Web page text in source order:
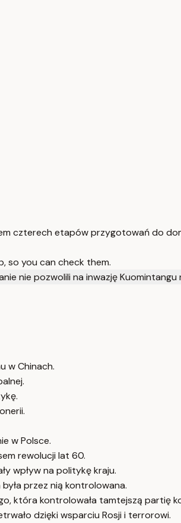
czterech etapów przygotowań do
so you can check them.
nie pozwolili na inwazję
w Chinach.
w Polsce.
rewolucji lat 60.
wpływ na politykę kraju.
przez nią kontrolowana.
która kontrolowała tamtejszą partię
dzięki wsparciu Rosji i terrorowi.